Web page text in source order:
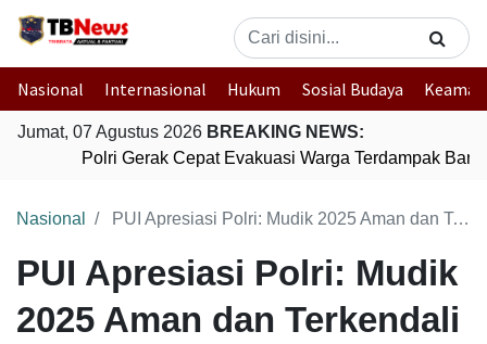
Nasional Internasional Hukum Sosial Budaya
Jumat, 07 Agustus 2026 BREAKING NEWS:
Polri Gerak Cepat Evakuasi Warga Terdampak
Nasional PUI Apresiasi Polri: Mudik 2025 Aman dan Terkendali
PUI Apresiasi Polri: Mudik
2025 Aman dan Terkendali